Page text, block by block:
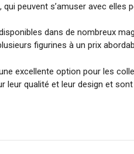
peuvent s’amuser avec elles
dans de nombreux
figurines à un prix
excellente option pour les
leur qualité et leur design et